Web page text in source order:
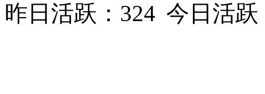
昨日活跃：324 今日活跃